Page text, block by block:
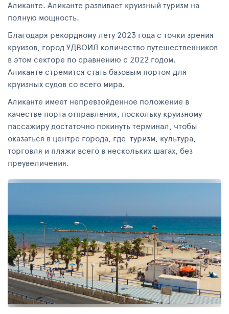
Аликанте. Аликанте развивает круизный туризм на
полную мощность.
Благодаря рекордному лету 2023 года с точки зрения
круизов, город УДВОИЛ количество путешественников
в этом секторе по сравнению с 2022 годом.
Аликанте стремится стать базовым портом для
круизных судов со всего мира.
Аликанте имеет непревзойденное положение в
качестве порта отправления, поскольку круизному
пассажиру достаточно покинуть терминал, чтобы
оказаться в центре города, где туризм, культура,
торговля и пляжи всего в нескольких шагах, без
преувеличения.